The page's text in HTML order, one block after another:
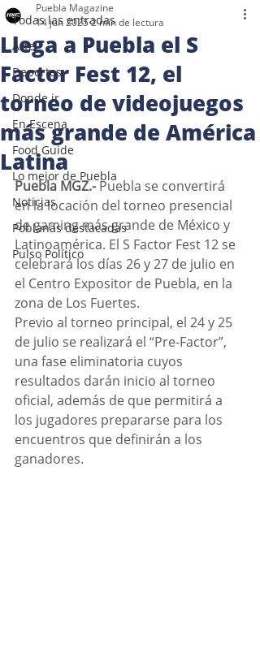
Todas las entradas
Arte
Deportes
Donde ir
En Escena
Food Guide
Lo mejor de Puebla
Noticias
Poblanas destacadas
Pulso Político
Llega a Puebla el S
Factor Fest 12, el
torneo de videojuegos
más grande de América
Latina
Puebla Magazine
14 jun 20252 min de lectura
Puebla MGZ.- Puebla se convertirá
en la locación del torneo presencial
de gaming más grande de México y
Latinoamérica. El S Factor Fest 12 se
celebrará los días 26 y 27 de julio en
el Centro Expositor de Puebla, en la
zona de Los Fuertes.
Previo al torneo principal, el 24 y 25
de julio se realizará el “Pre-Factor”,
una fase eliminatoria cuyos
resultados darán inicio al torneo
oficial, además de que permitirá a
los jugadores prepararse para los
encuentros que definirán a los
ganadores.